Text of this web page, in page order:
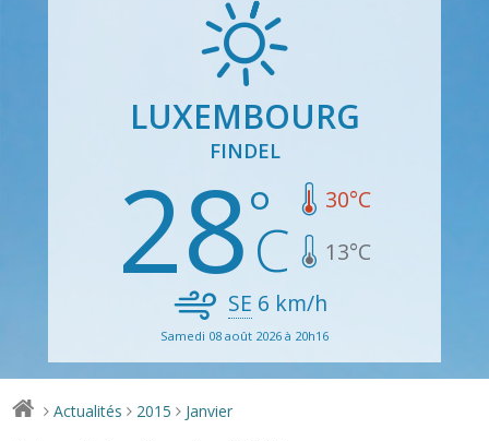
LUXEMBOURG
FINDEL
28 30°C
13°C
SE 6 km/h
Samedi 08 août 2026 à 20h16
> Actualités > 2015 > Janvier